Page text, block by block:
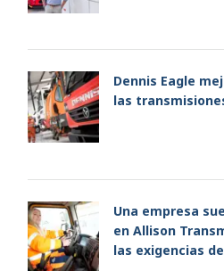
Dennis Eagle
las
Una empresa
en Allison
las exigencias